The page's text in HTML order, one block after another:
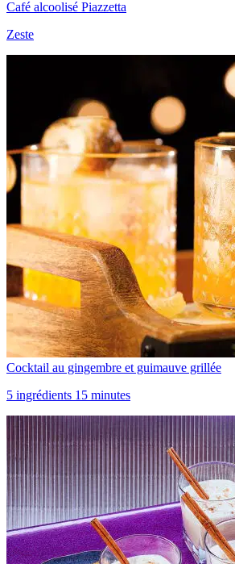
Café alcoolisé Piazzetta
Zeste
Cocktail au gingembre et guimauve grillée
5 ingrédients 15 minutes